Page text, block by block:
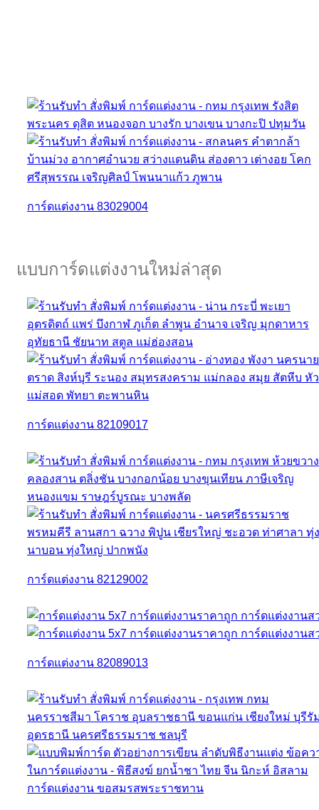
การ์ดแต่งงาน 83029004
แบบการ์ดแต่งงานใหม่ล่าสุด
การ์ดแต่งงาน 82109017
การ์ดแต่งงาน 82129002
การ์ดแต่งงาน 82089013